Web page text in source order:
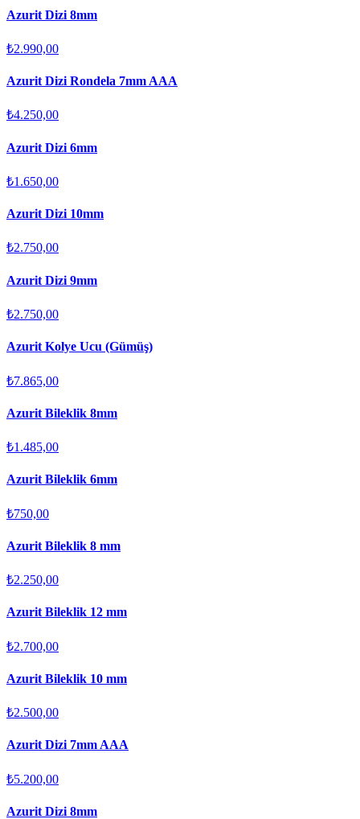
Azurit Dizi 8mm
₺2.990,00
Azurit Dizi Rondela 7mm AAA
₺4.250,00
Azurit Dizi 6mm
₺1.650,00
Azurit Dizi 10mm
₺2.750,00
Azurit Dizi 9mm
₺2.750,00
Azurit Kolye Ucu (Gümüş)
₺7.865,00
Azurit Bileklik 8mm
₺1.485,00
Azurit Bileklik 6mm
₺750,00
Azurit Bileklik 8 mm
₺2.250,00
Azurit Bileklik 12 mm
₺2.700,00
Azurit Bileklik 10 mm
₺2.500,00
Azurit Dizi 7mm AAA
₺5.200,00
Azurit Dizi 8mm